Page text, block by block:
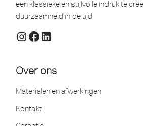
een ​​klassieke en stijlvolle indruk te
duurzaamheid in de tijd.
Over ons
Materialen en afwerkingen
Kontakt